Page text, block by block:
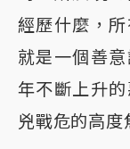
經歷什麼，
就是一個善
年不斷上升
兇戰危的高度